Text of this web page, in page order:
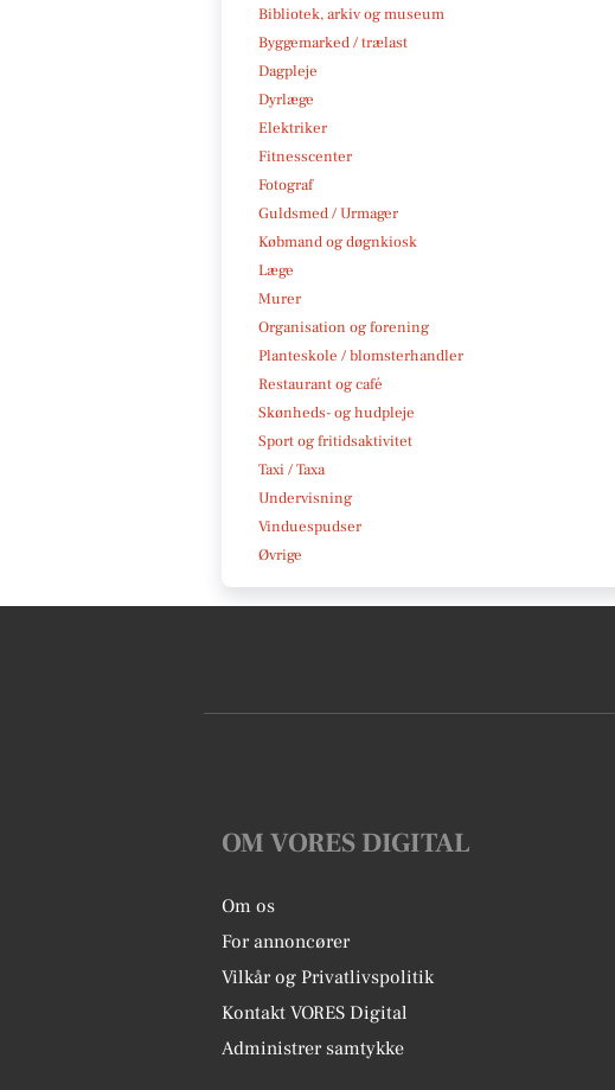
Bibliotek, arkiv og museum
Byggemarked / trælast
Dagpleje
Dyrlæge
Elektriker
Fitnesscenter
Fotograf
Guldsmed / Urmager
Købmand og døgnkiosk
Læge
Murer
Organisation og forening
Planteskole / blomsterhandler
Restaurant og café
Skønheds- og hudpleje
Sport og fritidsaktivitet
Taxi / Taxa
Undervisning
Vinduespudser
Øvrige
OM VORES DIGITAL
Om os
For annoncører
Vilkår og Privatlivspolitik
Kontakt VORES Digital
Administrer samtykke